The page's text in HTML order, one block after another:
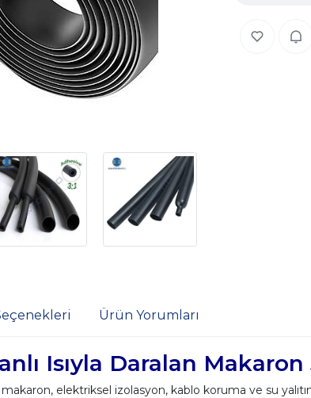
Ürün Yorumları
Isıyla Daralan
makaron, elektriksel izolasyon, kablo koruma ve su